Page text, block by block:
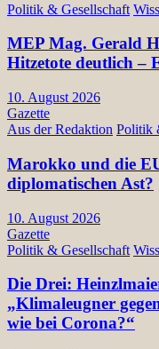
Politik & Gesellschaft
MEP Mag. Gerald
Hitzetote deutlich –
10. August 2026
Gazette
Aus der Redaktion Politik
Marokko und die
diplomatischen Ast?
10. August 2026
Gazette
Politik & Gesellschaft
Die Drei:
„Klimaleugner
wie bei Corona?“